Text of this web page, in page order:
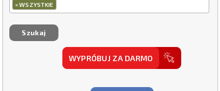
×WSZYSTKIE
WYPRÓBUJ ZA DARMO